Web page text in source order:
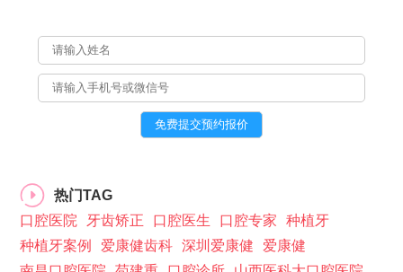
热门TAG
口腔医院
牙齿矫正 口腔医生 口腔专家
种植牙
种植牙案例
爱康健齿科 深圳爱康健
爱康健